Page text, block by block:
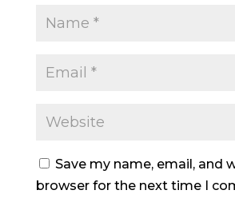
Save my name, email, and
browser for the next time I